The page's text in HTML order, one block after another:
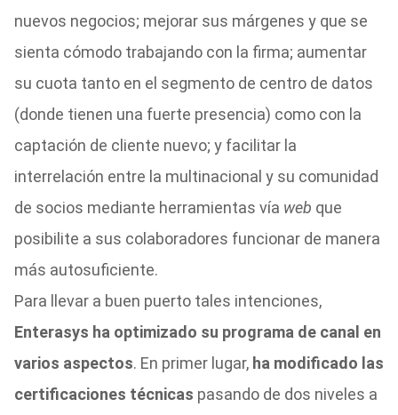
nuevos negocios; mejorar sus márgenes y que se
sienta cómodo trabajando con la firma; aumentar
su cuota tanto en el segmento de centro de datos
(donde tienen una fuerte presencia) como con la
captación de cliente nuevo; y facilitar la
interrelación entre la multinacional y su comunidad
de socios mediante herramientas vía web que
posibilite a sus colaboradores funcionar de manera
más autosuficiente.
Para llevar a buen puerto tales intenciones,
Enterasys ha optimizado su programa de canal en
varios aspectos. En primer lugar, ha modificado las
certificaciones técnicas pasando de dos niveles a